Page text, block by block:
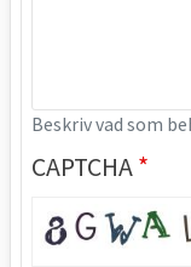
Beskriv vad som
CAPTCHA